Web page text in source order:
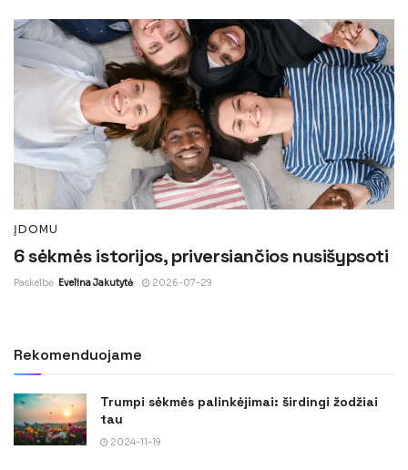
ĮDOMU
6 sėkmės istorijos, priversiančios nusišypsoti
Paskelbė Evelina Jakutytė 2026-07-29
Rekomenduojame
Trumpi sėkmės palinkėjimai: širdingi žodžiai
tau
2024-11-19